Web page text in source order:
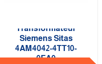
Transformateur
Siemens Sitas
4AM4042-4TT10-
0FA0